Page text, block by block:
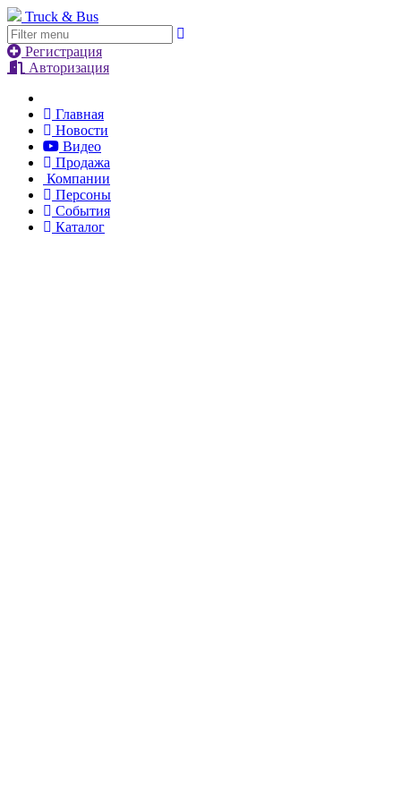
Truck & Bus
Регистрация
Авторизация
Главная
Новости
Видео
Продажа
Компании
Персоны
События
Каталог